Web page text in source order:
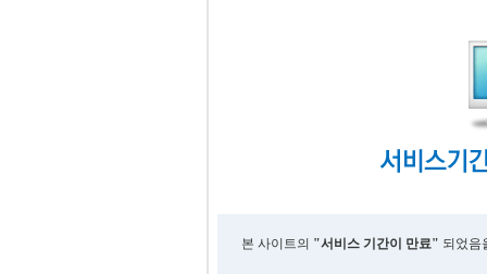
본 사이트의 "서비스 기간이 만료" 되었음